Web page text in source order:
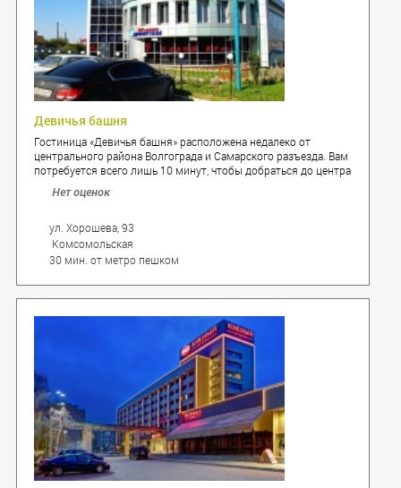
Девичья башня
Гостиница «Девичья башня» расположена недалеко от
центрального района Волгограда и Самарского разъезда. Вам
потребуется всего лишь 10 минут, чтобы добраться до центра
Нет оценок
ул. Хорошева, 93
Комсомольская
30 мин. от метро пешком